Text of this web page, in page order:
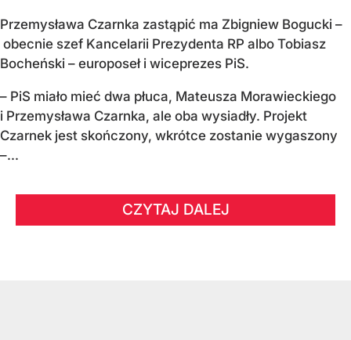
Przemysława Czarnka zastąpić ma Zbigniew Bogucki –
obecnie szef Kancelarii Prezydenta RP albo Tobiasz
Bocheński – europoseł i wiceprezes PiS.
– PiS miało mieć dwa płuca, Mateusza Morawieckiego
i Przemysława Czarnka, ale oba wysiadły. Projekt
Czarnek jest skończony, wkrótce zostanie wygaszony
–...
CZYTAJ DALEJ